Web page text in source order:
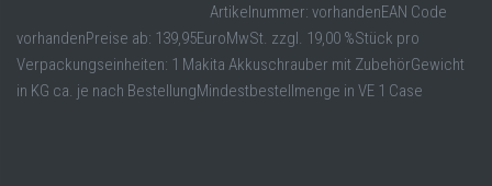
Artikelnummer: vorhandenEAN Code
vorhandenPreise ab: 139,95EuroMwSt. zzgl. 19,00 %Stück pro
Verpackungseinheiten: 1 Makita Akkuschrauber mit ZubehörGewicht
in KG ca. je nach BestellungMindestbestellmenge in VE 1 Case